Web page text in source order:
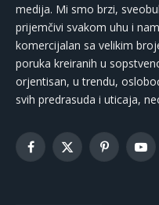
medija. Mi smo brzi,
prijemčivi svakom uhu i
komercijalan sa velikim
poruka kreiranih u
orjentisan, u trendu,
svih predrasuda i uticaja,
Facebook
X
Pinterest